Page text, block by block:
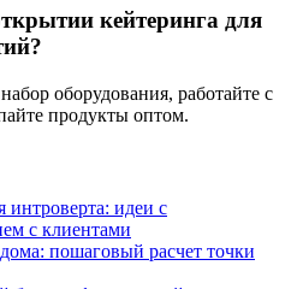
кейтеринга для
оборудования, работайте с
продукты оптом.
идеи с
с клиентами
пошаговый расчет точки